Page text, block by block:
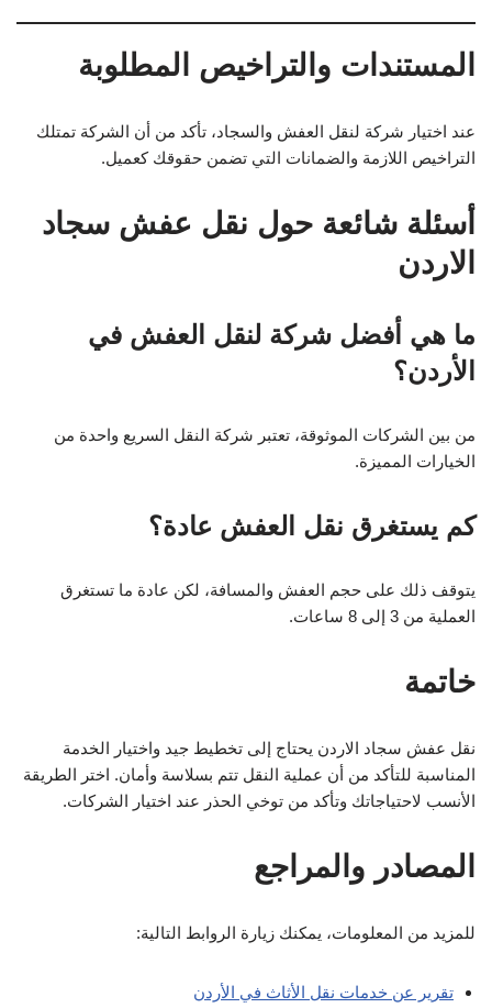
المستندات والتراخيص المطلوبة
عند اختيار شركة لنقل العفش والسجاد، تأكد من أن الشركة تمتلك
التراخيص اللازمة والضمانات التي تضمن حقوقك كعميل.
أسئلة شائعة حول نقل عفش سجاد
الاردن
ما هي أفضل شركة لنقل العفش في
الأردن؟
من بين الشركات الموثوقة، تعتبر شركة النقل السريع واحدة من
الخيارات المميزة.
كم يستغرق نقل العفش عادة؟
يتوقف ذلك على حجم العفش والمسافة، لكن عادة ما تستغرق
العملية من 3 إلى 8 ساعات.
خاتمة
نقل عفش سجاد الاردن يحتاج إلى تخطيط جيد واختيار الخدمة
المناسبة للتأكد من أن عملية النقل تتم بسلاسة وأمان. اختر الطريقة
الأنسب لاحتياجاتك وتأكد من توخي الحذر عند اختيار الشركات.
المصادر والمراجع
للمزيد من المعلومات، يمكنك زيارة الروابط التالية:
تقرير عن خدمات نقل الأثاث في الأردن